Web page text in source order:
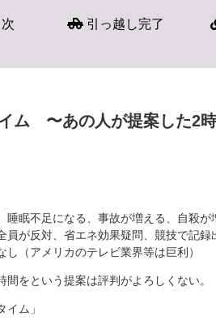
引っ越し完了
ム 〜あの人が提案した2
睡眠不足になる、事故が増える、自殺が
員が反対、省エネ効果疑問、競技で記録
し（アメリカのテレビ業界等は巨利）
間をという提案は評判がよろしくない。
イム」